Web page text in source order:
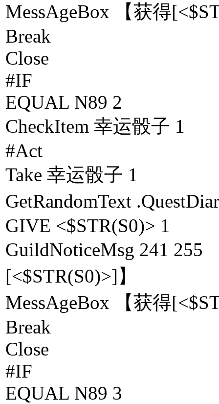
MessAgeBox 【获得
Break
Close
#IF
EQUAL N89 2
CheckItem 幸运骰子 1
#Act
Take 幸运骰子 1
GetRandomText
GIVE <$STR(S0)> 1
GuildNoticeMsg 241 255
[<$STR(S0)>]】
MessAgeBox 【获得
Break
Close
#IF
EQUAL N89 3